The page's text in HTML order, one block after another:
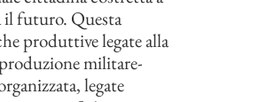
il futuro. Questa
produttive legate alla
militare-
legate